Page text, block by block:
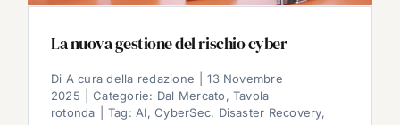
La nuova gestione del rischio cyber
Di A cura della redazione
13 Novembre
2025
Categorie: Dal Mercato, Tavola
rotonda
Tag: AI,CyberSec, Disaster Recovery,